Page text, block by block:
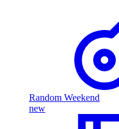
Random Weekend
new